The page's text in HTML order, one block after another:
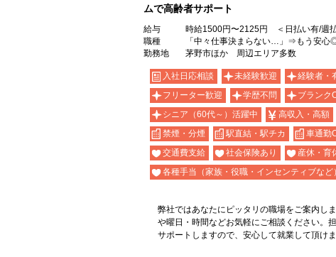
ムで高齢者サポート
給与
時給1500円〜2125円 ＜日払い有/週
職種
「中々仕事決まらない…」⇒もう安
勤務地
茅野市ほか 周辺エリア多数
入社日応相談 未経験歓迎 経験者・
フリーター歓迎
学歴不問 ブランク
シニア（60代～）活躍中
高収入・高額
禁煙・分煙
駅直結・駅チカ 車通勤
交通費支給
社会保険あり 産休・育
各種手当（家族・役職・インセンティブなど
弊社ではあなたにピッタリの職場をご案内し
や曜日・時間などお気軽にご相談ください。
サポートしますので、安心して就業して頂けま